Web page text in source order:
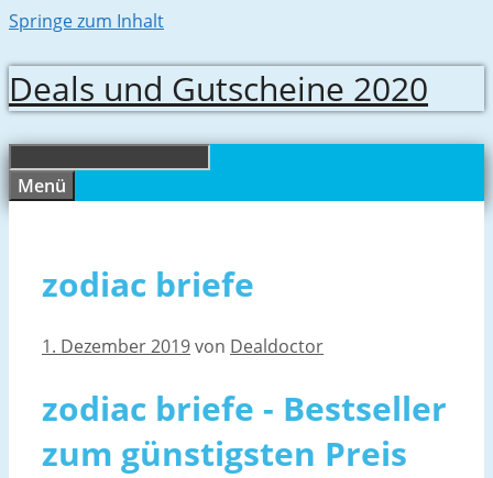
Springe zum Inhalt
Deals und Gutscheine 2020
Menü
zodiac briefe
1. Dezember 2019von Dealdoctor
zodiac briefe - Bestseller
zum günstigsten Preis